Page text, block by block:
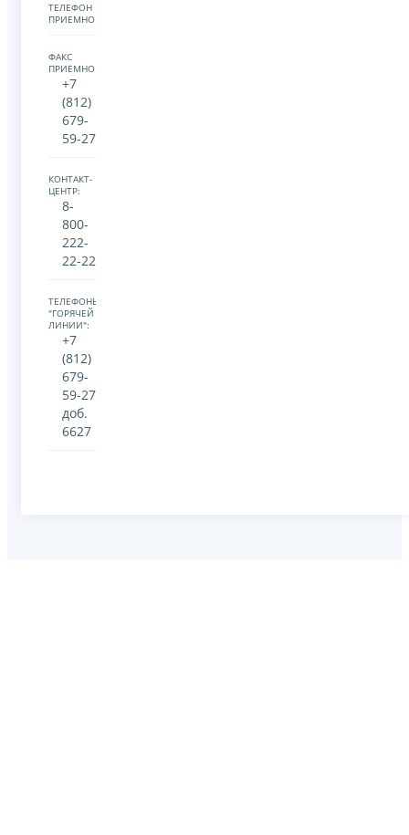
ТЕЛЕФОН
ПРИЕМНОЙ:
ФАКС
ПРИЕМНОЙ:
+7
(812)
679-
59-27
КОНТАКТ-
ЦЕНТР:
8-
800-
222-
22-22
ТЕЛЕФОНЫ
"ГОРЯЧЕЙ
ЛИНИИ":
+7
(812)
679-
59-27
доб.
6627